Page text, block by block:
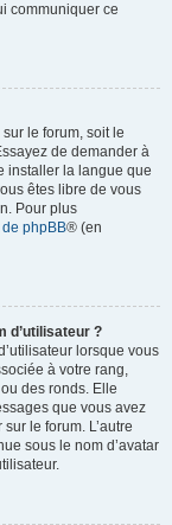
communiquer ce
le forum, soit le
de demander à
installer la langue que
êtes libre de vous
Pour plus
de phpBB® (en
d’utilisateur ?
lorsque vous
à votre rang,
des ronds. Elle
que vous avez
le forum. L’autre
sous le nom d’avatar